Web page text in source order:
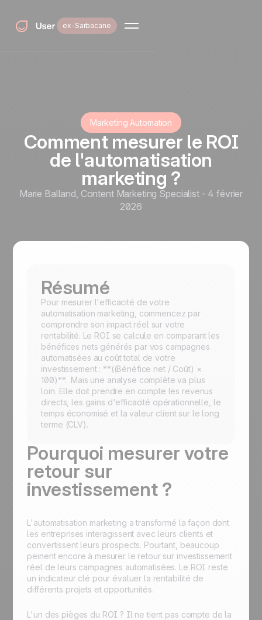
ex-Sarbacane
Marketing Automation
Comment mesurer le ROI
de l'automatisation
marketing ?
Marie Balland, Content Marketing Specialist- 4 février
2026
Résumé
Pour mesurer l'efficacité de votre
automatisation marketing, commencez par
comprendre son impact réel sur votre
rentabilité. Le ROI se calcule en comparant les
bénéfices nets générés par vos campagnes
automatisées au coût total de votre
investissement : **((Bénéfice net / Coût) ×
100)**. Mais une analyse complète va plus
loin. Elle doit prendre en compte les revenus
directs, les gains d'efficacité opérationnelle, le
temps économisé et la valeur client sur le long
terme (CLV).
Pourquoi mesurer votre
retour sur
investissement ?
L'automatisation marketing a transformé la façon dont
les entreprises interagissent avec leurs clients et
convertissent leurs prospects. Pourtant, beaucoup
peinent encore à mesurer le retour sur investissement
réel de leurs campagnes automatisées. Le ROI reste
un indicateur clé pour évaluer la rentabilité de
différents projets et opportunités.
L'un des pièges du ROI ? Il ne tient pas compte de la